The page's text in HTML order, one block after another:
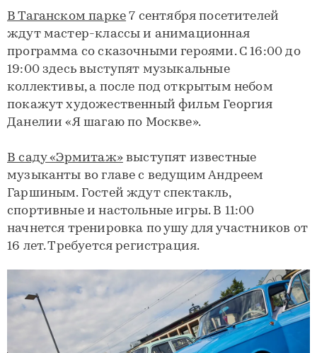
В Таганском парке 7 сентября посетителей
ждут мастер-классы и анимационная
программа со сказочными героями. С 16:00 до
19:00 здесь выступят музыкальные
коллективы, а после под открытым небом
покажут художественный фильм Георгия
Данелии «Я шагаю по Москве».
В саду «Эрмитаж»выступят известные
музыканты во главе с ведущим Андреем
Гаршиным. Гостей ждут спектакль,
спортивные и настольные игры. В 11:00
начнется тренировка по ушу для участников от
16 лет. Требуется регистрация.